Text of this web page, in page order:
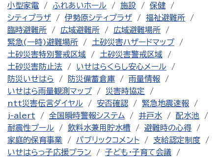
小型家電 ふれあいホール 施設
保健
シティプラザ
伊勢原シティプラザ
福祉避難所
臨時避難所
広域避難所
広域避難場所
緊急(一時)避難場所
土砂災害ハザードマップ
土砂災害特別警戒区域
土砂災害警戒区域
土砂災害防止法
いせはらくらし安心メール
防災いせはら
防災備蓄倉庫
雨量情報
いせはら雨量観測マップ
災害時協定
ntt災害伝言ダイヤル
安否確認
緊急地震速報
j-alert
全国瞬時警報システム 井戸水
配水池
耐震性プール
飲料水兼用貯水槽
避難時の心得
家庭的保育事業
パブリックコメント
支給認定制度
いせはらっ子応援プラン
子ども・子育て会議